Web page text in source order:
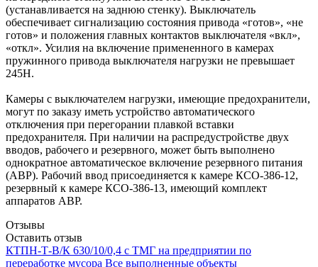
(устанавливается на заднюю стенку). Выключатель
обеспечивает сигнализацию состояния привода «готов», «не
готов» и положения главных контактов выключателя «вкл»,
«откл». Усилия на включение примененного в камерах
пружинного привода выключателя нагрузки не превышает
245Н.
Камеры с выключателем нагрузки, имеющие предохранители,
могут по заказу иметь устройство автоматического
отключения при перегорании плавкой вставки
предохранителя. При наличии на распредустройстве двух
вводов, рабочего и резервного, может быть выполнено
однократное автоматическое включение резервного питания
(АВР). Рабочий ввод присоединяется к камере КСО-386-12,
резервный к камере КСО-386-13, имеющий комплект
аппаратов АВР.
Отзывы
Оставить отзыв
КТПН-Т-В/К 630/10/0,4 с ТМГ на предприятии по
переработке мусора Все выполненные объекты